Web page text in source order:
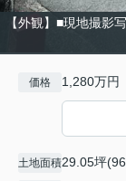
【外観】■現地撮影
価格 1,280万円
土地面積29.05坪